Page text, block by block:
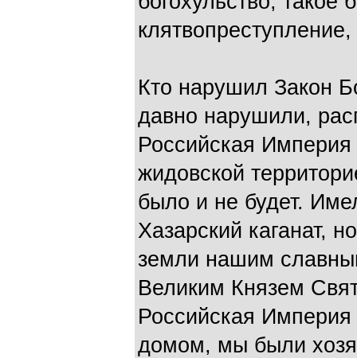
Кто нарушил Закон
давно нарушили,
Российская
жидовской
было и не будет.
Хазарский каганат,
земли нашим
Великим Князем
Российская
домом, мы были